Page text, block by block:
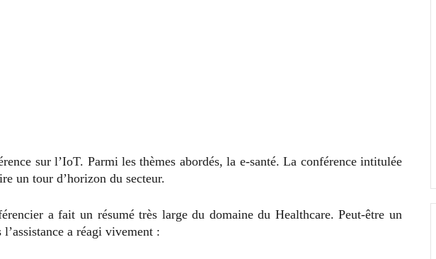
sur l’IoT. Parmi les thèmes abordés, la e-santé. La conférence intitulée
un tour d’horizon du secteur.
a fait un résumé très large du domaine du Healthcare. Peut-être un
a réagi vivement :